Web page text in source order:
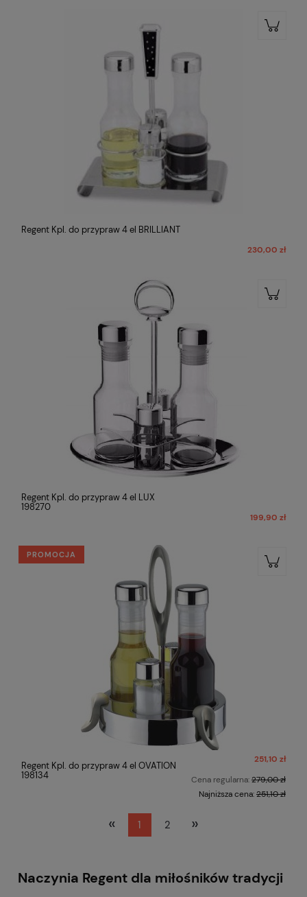
Regent Kpl. do przypraw 4 el BRILLIANT
230,00 zł
Regent Kpl. do przypraw 4 el LUX
198270
199,90 zł
Regent Kpl. do przypraw 4 el OVATION
198134
251,10 zł
Cena regularna:279,00 zł
Najniższa cena:251,10 zł
PROMOCJA
« 1 2 »
Naczynia Regent dla miłośników tradycji